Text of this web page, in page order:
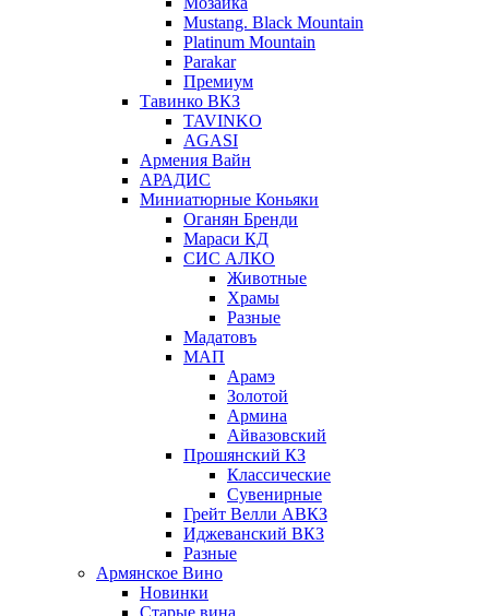
Mustang. Black Mountain
Platinum Mountain
Parakar
Премиум
Тавинко ВКЗ
TAVINKO
AGASI
Армения Вайн
АРАДИС
Миниатюрные Коньяки
Оганян Бренди
Мараси КД
СИС АЛКО
Животные
Храмы
Разные
Мадатовъ
МАП
Арамэ
Золотой
Армина
Айвазовский
Прошянский КЗ
Классические
Сувенирные
Грейт Велли АВКЗ
Иджеванский ВКЗ
Разные
Армянское Вино
Новинки
Старые вина